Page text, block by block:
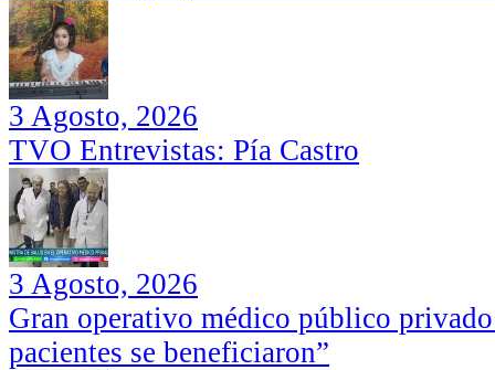
3 Agosto, 2026
TVO Entrevistas: Pía Castro
3 Agosto, 2026
Gran operativo médico público
pacientes se beneficiaron”